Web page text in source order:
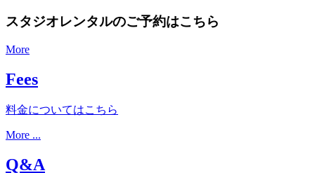
スタジオレンタルのご予約はこちら
More
Fees
料金についてはこちら
More ...
Q&A